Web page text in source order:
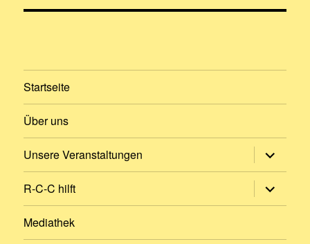
Startseite
Über uns
Unsere Veranstaltungen
öffnen
R-C-C hilft
öffnen
Mediathek